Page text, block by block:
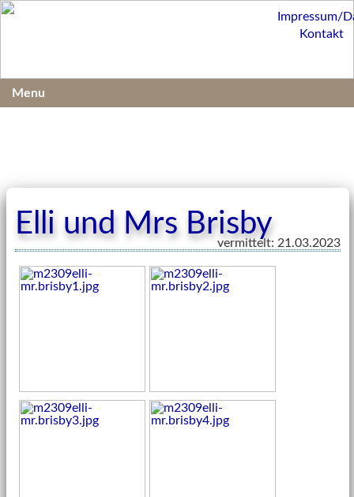
Elli und Mrs Brisby
vermittelt: 21.03.2023
Impressum/
Kontakt
Menu